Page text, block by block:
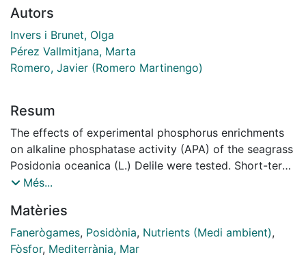
Autors
Invers i Brunet, Olga
Pérez Vallmitjana, Marta
Romero, Javier (Romero Martinengo)
Resum
The effects of experimental phosphorus enrichments
on alkaline phosphatase activity (APA) of the seagrass
Posidonia oceanica (L.) Delile were tested. Short-term
additions (as phosphate, 12 hours, in the laboratory)
part considered (roots, young leaves or old leaves).
The values of APA after this treatment were well
correlated with interna1 phosphorus pools (as P
Més...
Matèries
Fanerògames, Posidònia, Nutrients (Medi ambient),
Fòsfor, Mediterrània, Mar